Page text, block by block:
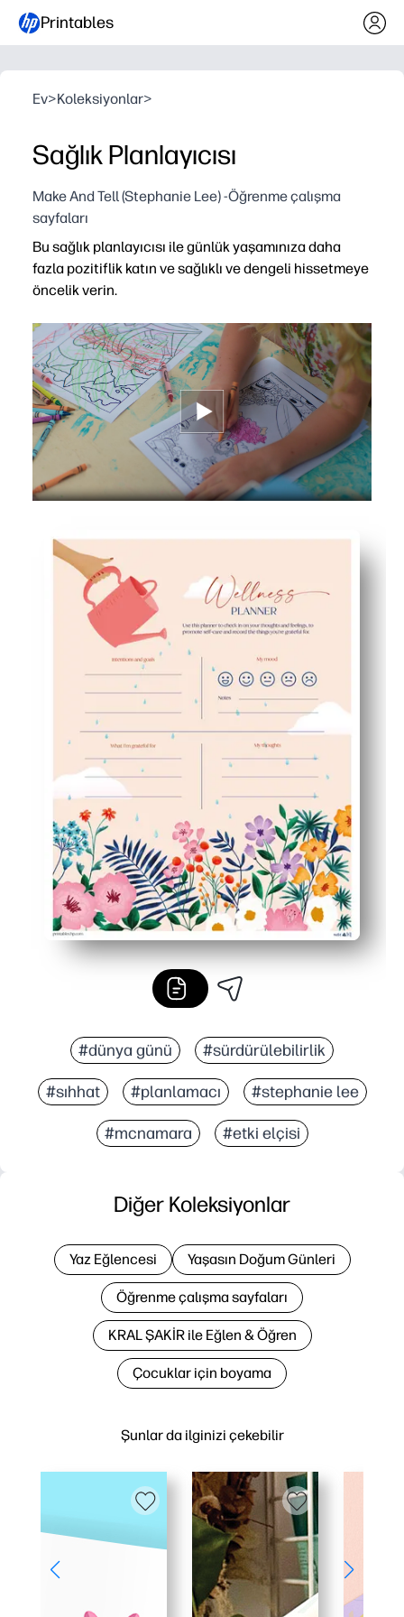
Printables
Ev>Koleksiyonlar>
Sağlık Planlayıcısı
Make And Tell (Stephanie Lee) -Öğrenme çalışma
sayfaları
Bu sağlık planlayıcısı ile günlük yaşamınıza daha
fazla pozitiflik katın ve sağlıklı ve dengeli hissetmeye
öncelik verin.
#dünya günü #sürdürülebilirlik
#sıhhat #planlamacı #stephanie lee
#mcnamara #etki elçisi
Şunlar da ilginizi çekebilir
Diğer Koleksiyonlar
Yaz Eğlencesi Yaşasın Doğum Günleri
Öğrenme çalışma sayfaları
KRAL ŞAKİR ile Eğlen & Öğren
Çocuklar için boyama